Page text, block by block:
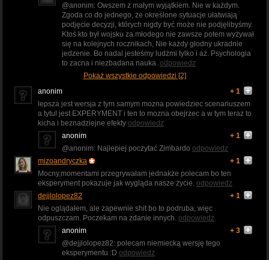
@anonim: Owszem z małym wyjątkiem. Nie w każdym.
Zgoda co do jednego, że określone sytuacje ułatwiają
podjęcie decyzji, których nigdy być może nie podjęlibyśmy.
Ktoś kto był wojsku za młodego nie zawsze potem wyżywał
się na kolejnych rocznikach, Nie każdy głodny ukradnie
jedzenie. Bo nadal jesteśmy ludżmi tylko i aż. Psychologia
to zacna i niezbadana nauka. odpowiedz
Pokaż wszystkie odpowiedzi [2]
anonim
+ 1
lepsza jest wersja z tym samym mozna powiedziec scenariuszem
a tytul jest EXPERYMENT i ten to mozna obejrzec a w tym teraz to
kicha i beznadziejne efekty odpowiedz
anonim
+ 1
@anonim: Najlepiej poczytać Zimbardo odpowiedz
mizoandryczka
+ 1
Mocny,momentami przegrywałam jednakże polecam bo ten
eksperyment pokazuje jak wygląda nasze życie. odpowiedz
dejjlolopez82
+ 1
Nie oglądałem, ale zapewnie shit bo to podruba, więc
odpuszczam. Poczekam na zdanie innych. odpowiedz
anonim
+ 3
@dejjlolopez82: polecam niemiecką wersję tego
eksperymentu :D odpowiedz